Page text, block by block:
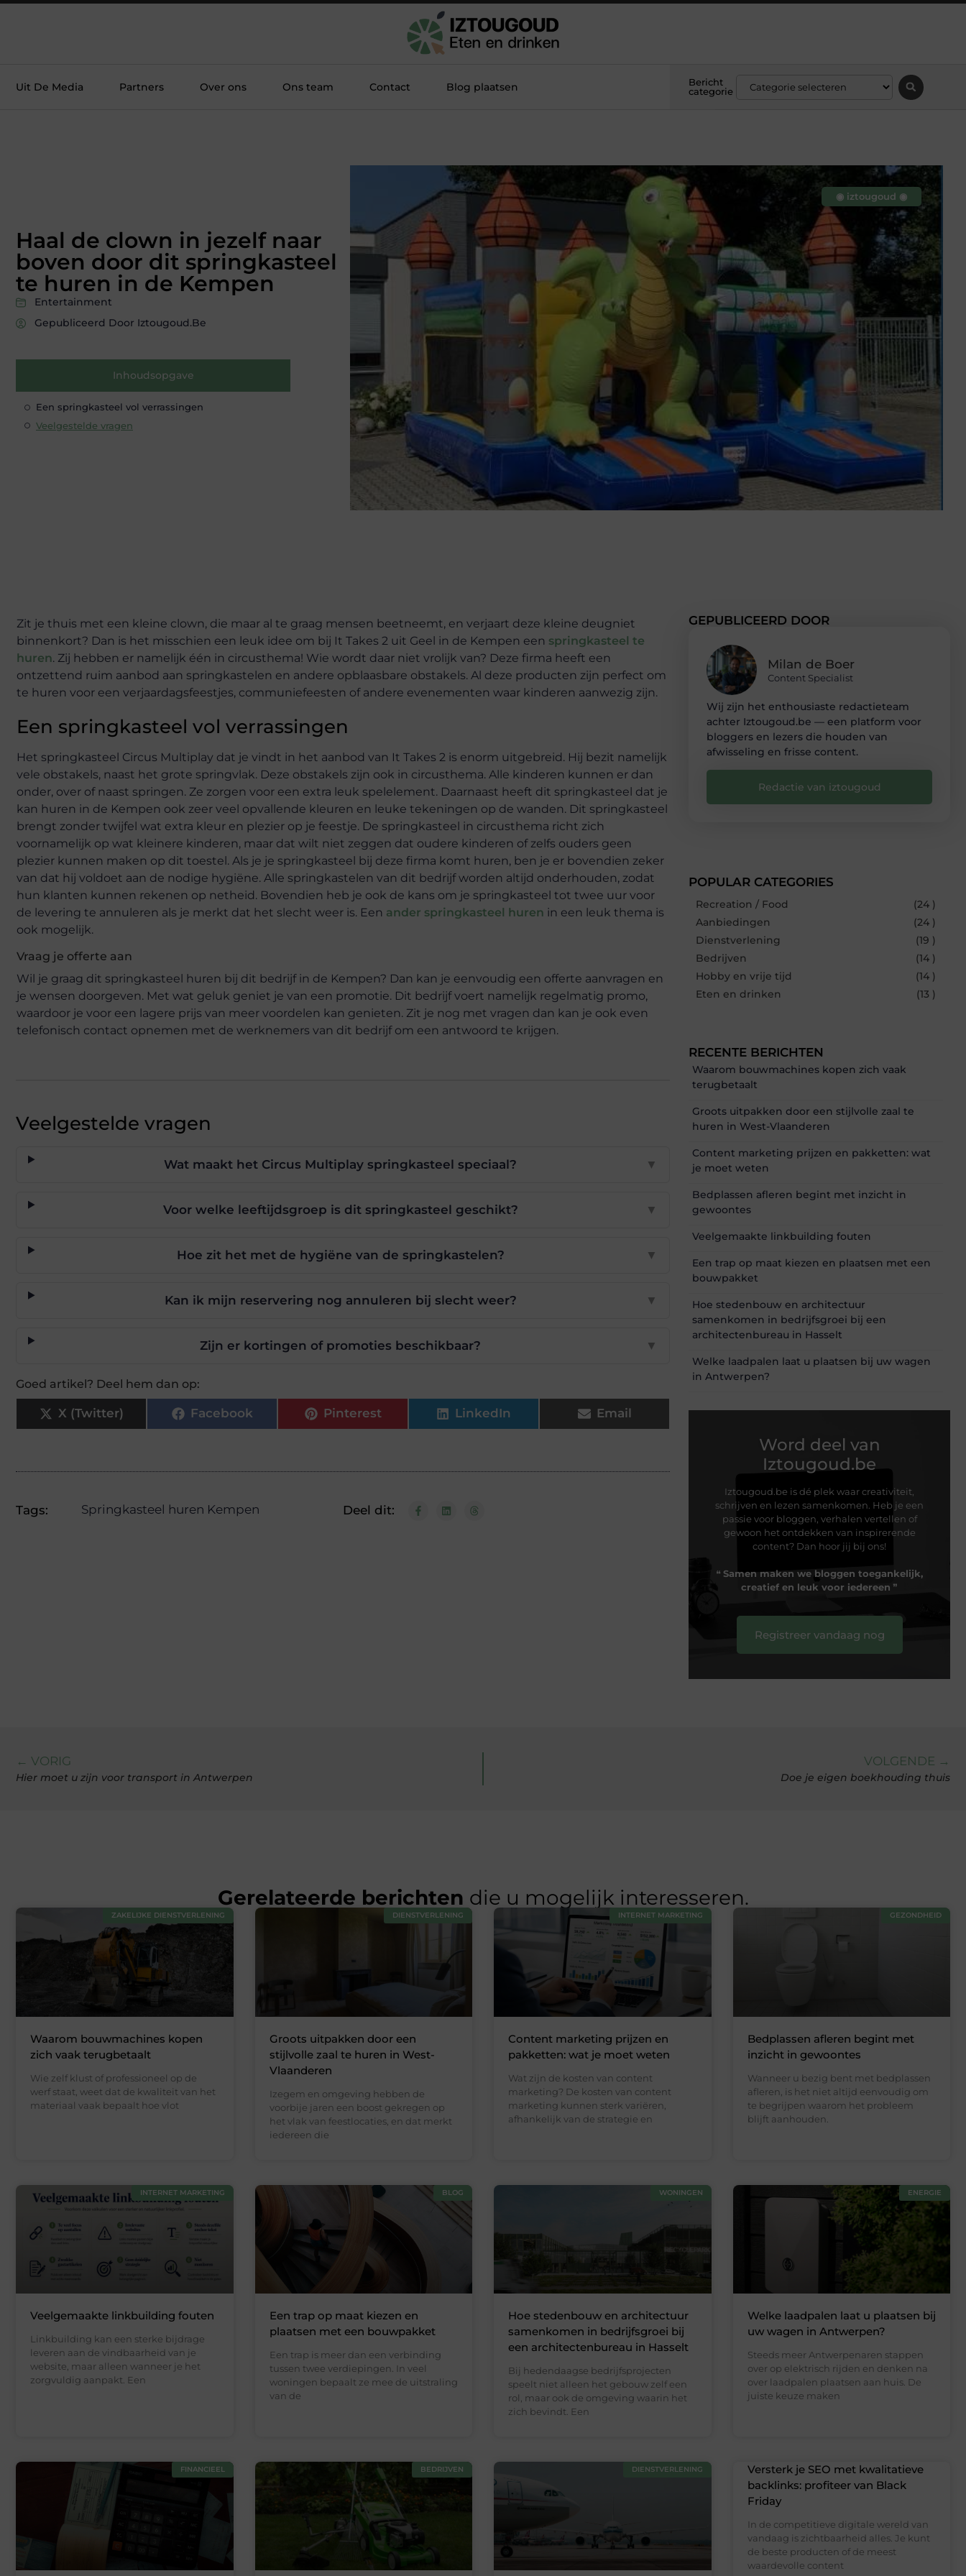
Uit De Media Partners Over ons Ons team Contact Blog plaatsen
Bericht
categorie
Haal de clown in jezelf naar
boven door dit springkasteel
te huren in de Kempen
Entertainment
Gepubliceerd Door Iztougoud.be
Inhoudsopgave
Een springkasteel vol verrassingen
Veelgestelde vragen
◉ iztougoud ◉
Zit je thuis met een kleine clown, die maar al te graag mensen beetneemt, en verjaart deze kleine deugniet
binnenkort? Dan is het misschien een leuk idee om bij It Takes 2 uit Geel in de Kempen een springkasteel te
huren. Zij hebben er namelijk één in circusthema! Wie wordt daar niet vrolijk van? Deze firma heeft een
ontzettend ruim aanbod aan springkastelen en andere opblaasbare obstakels. Al deze producten zijn perfect om
te huren voor een verjaardagsfeestjes, communiefeesten of andere evenementen waar kinderen aanwezig zijn.
Een springkasteel vol verrassingen
Het springkasteel Circus Multiplay dat je vindt in het aanbod van It Takes 2 is enorm uitgebreid. Hij bezit namelijk
vele obstakels, naast het grote springvlak. Deze obstakels zijn ook in circusthema. Alle kinderen kunnen er dan
onder, over of naast springen. Ze zorgen voor een extra leuk spelelement. Daarnaast heeft dit springkasteel dat je
kan huren in de Kempen ook zeer veel opvallende kleuren en leuke tekeningen op de wanden. Dit springkasteel
brengt zonder twijfel wat extra kleur en plezier op je feestje. De springkasteel in circusthema richt zich
voornamelijk op wat kleinere kinderen, maar dat wilt niet zeggen dat oudere kinderen of zelfs ouders geen
plezier kunnen maken op dit toestel. Als je je springkasteel bij deze firma komt huren, ben je er bovendien zeker
van dat hij voldoet aan de nodige hygiëne. Alle springkastelen van dit bedrijf worden altijd onderhouden, zodat
hun klanten kunnen rekenen op netheid. Bovendien heb je ook de kans om je springkasteel tot twee uur voor
de levering te annuleren als je merkt dat het slecht weer is. Een ander springkasteel huren in een leuk thema is
ook mogelijk.
Vraag je offerte aan
Wil je graag dit springkasteel huren bij dit bedrijf in de Kempen? Dan kan je eenvoudig een offerte aanvragen en
je wensen doorgeven. Met wat geluk geniet je van een promotie. Dit bedrijf voert namelijk regelmatig promo,
waardoor je voor een lagere prijs van meer voordelen kan genieten. Zit je nog met vragen dan kan je ook even
telefonisch contact opnemen met de werknemers van dit bedrijf om een antwoord te krijgen.
Veelgestelde vragen
Wat maakt het Circus Multiplay springkasteel speciaal? ▼
Voor welke leeftijdsgroep is dit springkasteel geschikt? ▼
Hoe zit het met de hygiëne van de springkastelen? ▼
Kan ik mijn reservering nog annuleren bij slecht weer? ▼
Zijn er kortingen of promoties beschikbaar? ▼
Goed artikel? Deel hem dan op:
X (Twitter) Facebook Pinterest LinkedIn Email
Tags: Springkasteel huren Kempen Deel dit:
GEPUBLICEERD DOOR
Milan de Boer
Content Specialist
Wij zijn het enthousiaste redactieteam
achter Iztougoud.be — een platform voor
bloggers en lezers die houden van
afwisseling en frisse content.
Redactie van iztougoud
POPULAR CATEGORIES
Recreation / Food
(24 )
Aanbiedingen
(24 )
Dienstverlening
(19 )
Bedrijven
(14 )
Hobby en vrije tijd
(14 )
Eten en drinken
(13 )
RECENTE BERICHTEN
Waarom bouwmachines kopen zich vaak
terugbetaalt
Groots uitpakken door een stijlvolle zaal te
huren in West-Vlaanderen
Content marketing prijzen en pakketten: wat
je moet weten
Bedplassen afleren begint met inzicht in
gewoontes
Veelgemaakte linkbuilding fouten
Een trap op maat kiezen en plaatsen met een
bouwpakket
Hoe stedenbouw en architectuur
samenkomen in bedrijfsgroei bij een
architectenbureau in Hasselt
Welke laadpalen laat u plaatsen bij uw wagen
in Antwerpen?
Word deel van
Iztougoud.be
Iztougoud.be is dé plek waar creativiteit,
schrijven en lezen samenkomen. Heb je een
passie voor bloggen, verhalen vertellen of
gewoon het ontdekken van inspirerende
content? Dan hoor jij bij ons!
❝ Samen maken we bloggen toegankelijk,
creatief en leuk voor iedereen ❞
Registreer vandaag nog
← VORIG
Hier moet u zijn voor transport in Antwerpen
VOLGENDE →
Doe je eigen boekhouding thuis
Gerelateerde berichten die u mogelijk interesseren.
ZAKELIJKE DIENSTVERLENING
Waarom bouwmachines kopen
zich vaak terugbetaalt
Wie zelf klust of professioneel op de
werf staat, weet dat de kwaliteit van het
materiaal vaak bepaalt hoe vlot
DIENSTVERLENING
Groots uitpakken door een
stijlvolle zaal te huren in West-
Vlaanderen
Izegem en omgeving hebben de
voorbije jaren een boost gekregen op
het vlak van feestlocaties, en dat merkt
iedereen die
INTERNET MARKETING
Content marketing prijzen en
pakketten: wat je moet weten
Wat zijn de kosten van content
marketing? De kosten van content
marketing kunnen sterk variëren,
afhankelijk van de strategie en
GEZONDHEID
Bedplassen afleren begint met
inzicht in gewoontes
Wanneer u bezig bent met bedplassen
afleren, is het niet altijd eenvoudig om
te begrijpen waarom het probleem
blijft aanhouden.
INTERNET MARKETING
Veelgemaakte linkbuilding fouten
Linkbuilding kan een sterke bijdrage
leveren aan de vindbaarheid van je
website, maar alleen wanneer je het
zorgvuldig aanpakt. Een
BLOG
Een trap op maat kiezen en
plaatsen met een bouwpakket
Een trap is meer dan een verbinding
tussen twee verdiepingen. In veel
woningen bepaalt ze mee de uitstraling
van de
WONINGEN
Hoe stedenbouw en architectuur
samenkomen in bedrijfsgroei bij
een architectenbureau in Hasselt
Bij hedendaagse bedrijfsprojecten
speelt niet alleen het gebouw zelf een
rol, maar ook de omgeving waarin het
zich bevindt. Een
ENERGIE
Welke laadpalen laat u plaatsen bij
uw wagen in Antwerpen?
Steeds meer Antwerpenaren stappen
over op elektrisch rijden en denken na
over laadpalen plaatsen aan huis. De
juiste keuze maken
FINANCIEEL BEDRIJVEN DIENSTVERLENING
Versterk je SEO met kwalitatieve
backlinks: profiteer van Black
Friday
In de competitieve digitale wereld van
vandaag is zichtbaarheid alles. Je kunt
de beste producten of de meest
waardevolle content